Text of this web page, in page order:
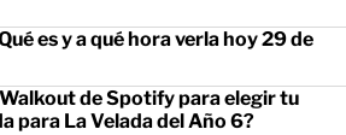
es y a qué hora verla hoy 29 de
de Spotify para elegir tu
para La Velada del Año 6?